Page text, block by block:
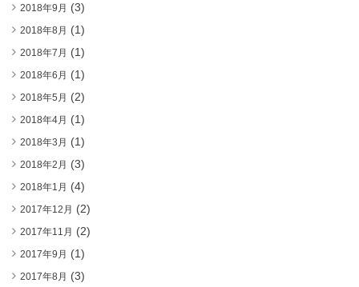
2018年9月 (3)
2018年8月 (1)
2018年7月 (1)
2018年6月 (1)
2018年5月 (2)
2018年4月 (1)
2018年3月 (1)
2018年2月 (3)
2018年1月 (4)
2017年12月 (2)
2017年11月 (2)
2017年9月 (1)
2017年8月 (3)